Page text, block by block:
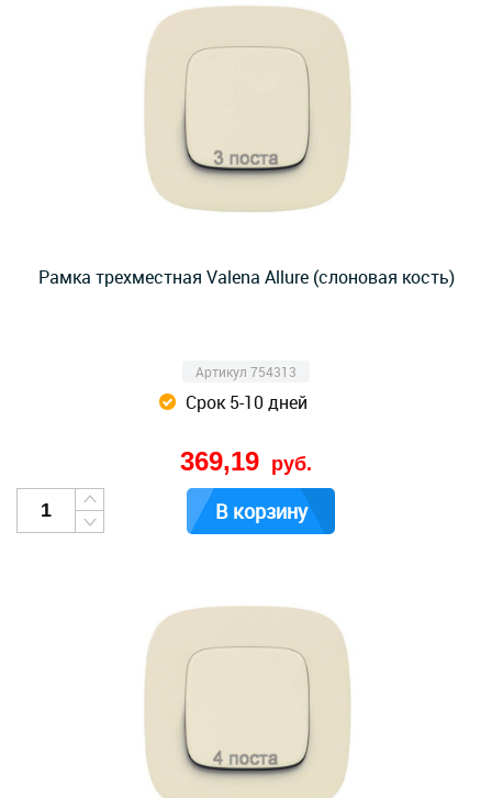
Рамка трехместная Valena Allure (слоновая кость)
Артикул 754313
Срок 5-10 дней
369,19 руб.
В корзину